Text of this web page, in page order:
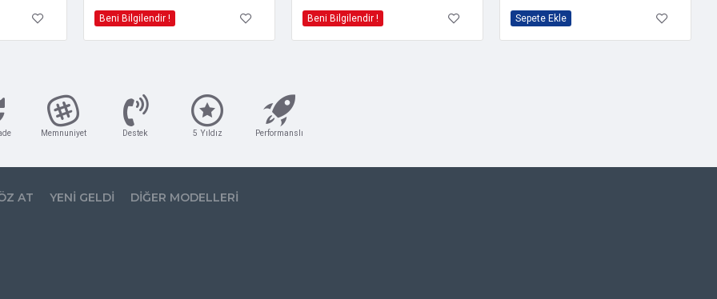
Beni Bilgilendir ! Beni Bilgilendir ! Sepete Ekle
Memnuniyet Destek 5 Yıldız Performanslı
AT YENI GELDI DIĞER MODELLERI